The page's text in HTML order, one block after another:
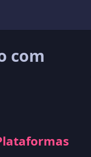
com